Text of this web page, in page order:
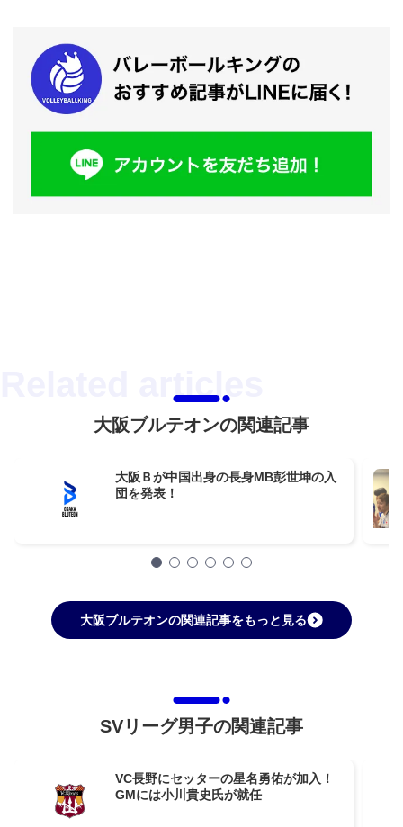
大阪ブルテオンの関連記事
大阪Ｂが中国出身の長身MB彭世坤の入
団を発表！
大阪ブルテオンの関連記事をもっと見る
SVリーグ男子の関連記事
VC長野にセッターの星名勇佑が加入！
GMには小川貴史氏が就任